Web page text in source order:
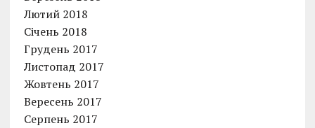
Лютий 2018
Січень 2018
Грудень 2017
Листопад 2017
Жовтень 2017
Вересень 2017
Серпень 2017